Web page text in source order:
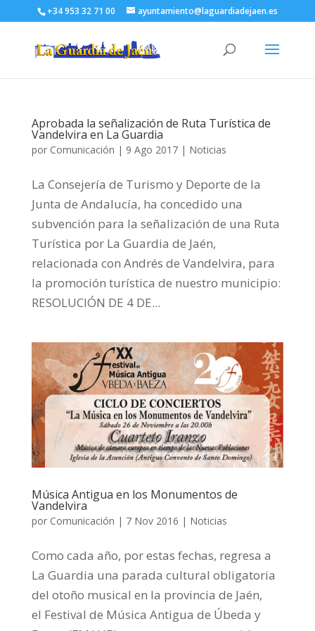
+34 953 32 71 00 ayuntamiento@laguardiadejaen.es
Aprobada la señalización de Ruta Turística de
Vandelvira en La Guardia
por Comunicación | 9 Ago 2017| Noticias
La Consejería de Turismo y Deporte de la
Junta de Andalucía, ha concedido una
subvención para la señalización de una Ruta
Turística por La Guardia de Jaén,
relacionada con Andrés de Vandelvira, para
la promoción turística de nuestro municipio:
RESOLUCIÓN DE 4 DE...
Música Antigua en los Monumentos de
Vandelvira
por Comunicación | 7 Nov 2016 | Noticias
Como cada año, por estas fechas, regresa a
La Guardia una parada cultural obligatoria
del otoño musical en la provincia de Jaén,
el Festival de Música Antigua de Úbeda y